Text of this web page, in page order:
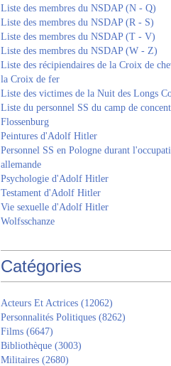
Liste des membres du NSDAP (N - Q)
Liste des membres du NSDAP (R - S)
Liste des membres du NSDAP (T - V)
Liste des membres du NSDAP (W - Z)
Liste des récipiendaires de la Croix de
la Croix de fer
Liste des victimes de la Nuit des Longs
Liste du personnel SS du camp de
Flossenburg
Peintures d'Adolf Hitler
Personnel SS en Pologne durant
allemande
Psychologie d'Adolf Hitler
Testament d'Adolf Hitler
Vie sexuelle d'Adolf Hitler
Wolfsschanze
Catégories
Acteurs Et Actrices (12062)
Personnalités Politiques (8262)
Films (6647)
Bibliothèque (3003)
Militaires (2680)